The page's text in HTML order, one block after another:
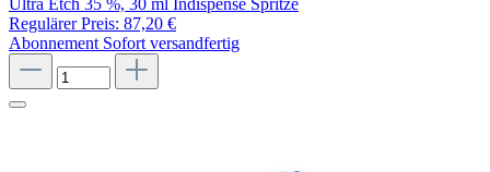
Ultra Etch 35 %, 30 ml Indispense Spritze
Regulärer Preis: 87,20 €
Abonnement Sofort versandfertig